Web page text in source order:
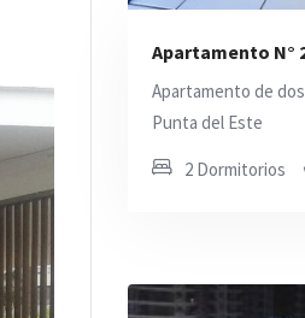
Apartamento N°
Apartamento de
Punta del Este
2 Dormitorios